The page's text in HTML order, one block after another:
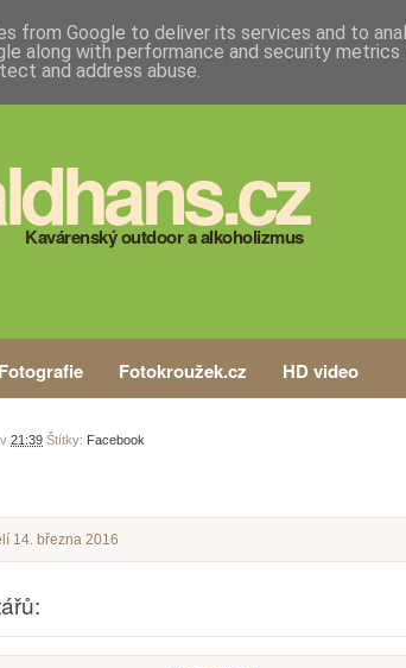
Kavárenský outdoor a alkoholizmus
Fotografie Fotokroužek.cz HD video
v 21:39 Štítky: Facebook
14. března 2016
from Google to deliver its services and to
along with performance and security
and address abuse.